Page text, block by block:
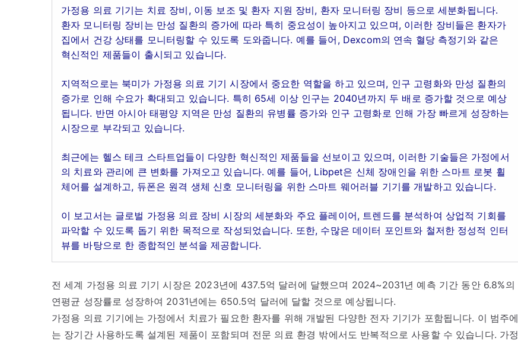
가정용 의료 기기는 치료 장비, 이동 보조 및 환자 지원 장비, 환자 모니터링 장비 등으로 세분화됩니다.
환자 모니터링 장비는 만성 질환의 증가에 따라 특히 중요성이 높아지고 있으며, 이러한 장비들은 환자가
집에서 건강 상태를 모니터링할 수 있도록 도와줍니다. 예를 들어, Dexcom의 연속 혈당 측정기와 같은
혁신적인 제품들이 출시되고 있습니다.
지역적으로는 북미가 가정용 의료 기기 시장에서 중요한 역할을 하고 있으며, 인구 고령화와 만성 질환의
증가로 인해 수요가 확대되고 있습니다. 특히 65세 이상 인구는 2040년까지 두 배로 증가할 것으로 예상
됩니다. 반면 아시아 태평양 지역은 만성 질환의 유병률 증가와 인구 고령화로 인해 가장 빠르게 성장하는
시장으로 부각되고 있습니다.
최근에는 헬스 테크 스타트업들이 다양한 혁신적인 제품들을 선보이고 있으며, 이러한 기술들은 가정에서
의 치료와 관리에 큰 변화를 가져오고 있습니다. 예를 들어, Libpet은 신체 장애인을 위한 스마트 로봇 휠
체어를 설계하고, 듀폰은 원격 생체 신호 모니터링을 위한 스마트 웨어러블 기기를 개발하고 있습니다.
이 보고서는 글로벌 가정용 의료 장비 시장의 세분화와 주요 플레이어, 트렌드를 분석하여 상업적 기회를
파악할 수 있도록 돕기 위한 목적으로 작성되었습니다. 또한, 수많은 데이터 포인트와 철저한 정성적 인터
뷰를 바탕으로 한 종합적인 분석을 제공합니다.
전 세계 가정용 의료 기기 시장은 2023년에 437.5억 달러에 달했으며 2024~2031년 예측 기간 동안 6.8%의
연평균 성장률로 성장하여 2031년에는 650.5억 달러에 달할 것으로 예상됩니다.
가정용 의료 기기에는 가정에서 치료가 필요한 환자를 위해 개발된 다양한 전자 기기가 포함됩니다. 이 범주에
는 장기간 사용하도록 설계된 제품이 포함되며 전문 의료 환경 밖에서도 반복적으로 사용할 수 있습니다. 가정